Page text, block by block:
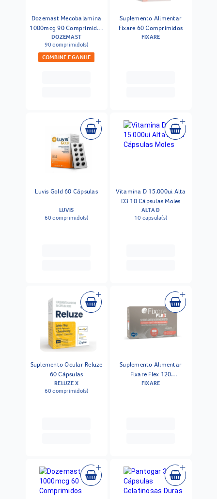
Dozemast Mecobalamina
1000mcg 90 Comprimidos
Sublinguais
DOZEMAST
90 comprimido(s)
COMBINE E GANHE
Suplemento Alimentar
Fixare 60 Comprimidos
FIXARE
Luvis Gold 60 Cápsulas
LUVIS
60 comprimido(s)
Vitamina D 15.000ui Alta
D3 10 Cápsulas Moles
ALTA D
10 capsula(s)
Suplemento Ocular Reluze
60 Cápsulas
RELUZE X
60 comprimido(s)
Suplemento Alimentar
Fixare Flex 120
Comprimidos
FIXARE